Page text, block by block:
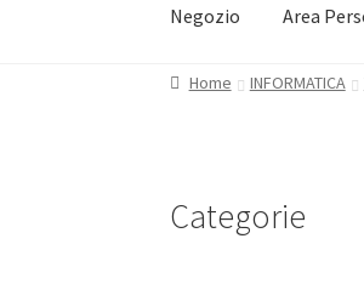
Negozio Area
Home INFORMATICA
Categorie